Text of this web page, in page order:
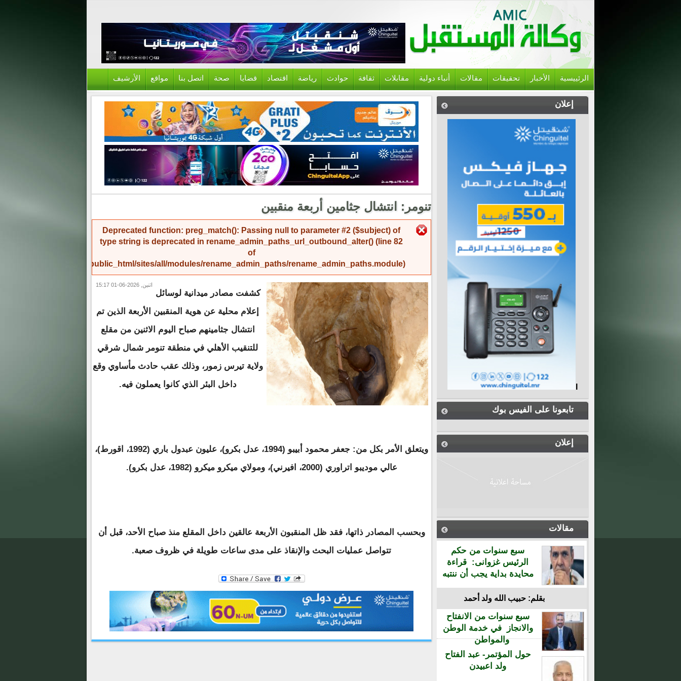
الرئييسية الأخبار تحقيقات مقالات أنباء دولية مقابلات ثقافة حوادث رياضة اقتصاد قضايا صحة اتصل بنا مواقع الأرشيف
إعلان
تابعونا على الفيس بوك
إعلان
مقالات
سبع سنوات من حكم
الرئيس غزوانى: قراءة
محايدة بداية يجب أن ننتبه
بقلم: حبيب الله ولد أحمد
سبع سنوات من الانفتاح
والانجاز في خدمة الوطن
والمواطن
حول المؤتمر- عبد الفتاح
ولد اعبيدن
تنومر: انتشال جثامين أربعة منقبين
رسالة الخطأ Deprecated function: preg_match(): Passing null to parameter #2 ($subject) of
type string is deprecated in rename_admin_paths_url_outbound_alter() (line 82
of
/home/amicinf1/public_html/sites/all/modules/rename_admin_paths/rename_admin_paths.module).
اثنين, 2026-06-01 15:17
كشفت مصادر ميدانية لوسائل
إعلام محلية عن هوية المنقبين الأربعة الذين تم
انتشال جثامينهم صباح اليوم الاثنين من مقلع
للتنقيب الأهلي في منطقة تنومر شمال شرقي
ولاية تيرس زمور، وذلك عقب حادث مأساوي وقع
داخل البئر الذي كانوا يعملون فيه.
ويتعلق الأمر بكل من: جعفر محمود أبيبو (1994، عدل بكرو)، عليون عبدول باري (1992، اقورط)،
عالي موديبو اتراوري (2000، افيرني)، ومولاي ميكرو ميكرو (1982، عدل بكرو).
وبحسب المصادر ذاتها، فقد ظل المنقبون الأربعة عالقين داخل المقلع منذ صباح الأحد، قبل أن
تتواصل عمليات البحث والإنقاذ على مدى ساعات طويلة في ظروف صعبة.